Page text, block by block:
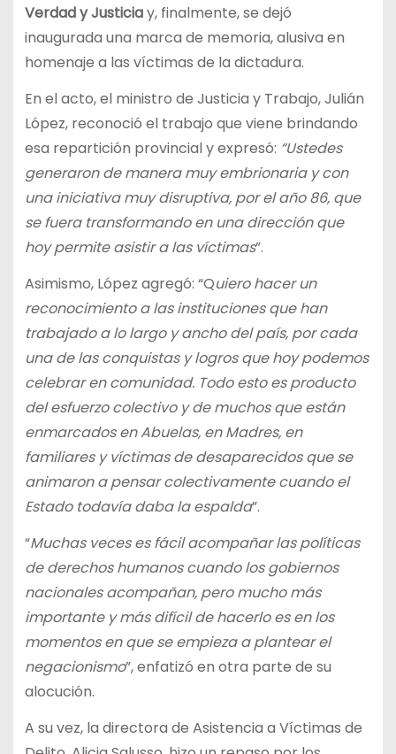
Verdad y Justiciay, finalmente, se dejó
inaugurada una marca de memoria, alusiva en
homenaje a las víctimas de la dictadura.
En el acto, el ministro de Justicia y Trabajo, Julián
López, reconoció el trabajo que viene brindando
esa repartición provincial y expresó: “Ustedes
generaron de manera muy embrionaria y con
una iniciativa muy disruptiva, por el año 86, que
se fuera transformando en una dirección que
hoy permite asistir a las víctimas”.
Asimismo, López agregó: “Quiero hacer un
reconocimiento a las instituciones que han
trabajado a lo largo y ancho del país, por cada
una de las conquistas y logros que hoy podemos
celebrar en comunidad. Todo esto es producto
del esfuerzo colectivo y de muchos que están
enmarcados en Abuelas, en Madres, en
familiares y víctimas de desaparecidos que se
animaron a pensar colectivamente cuando el
Estado todavía daba la espalda”.
“Muchas veces es fácil acompañar las políticas
de derechos humanos cuando los gobiernos
nacionales acompañan, pero mucho más
importante y más difícil de hacerlo es en los
momentos en que se empieza a plantear el
negacionismo”, enfatizó en otra parte de su
alocución.
A su vez, la directora de Asistencia a Víctimas de